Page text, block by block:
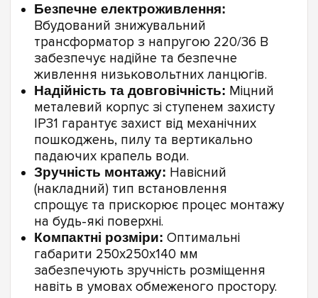
Безпечне електроживлення:
Вбудований знижувальний
трансформатор з напругою 220/36 В
забезпечує надійне та безпечне
живлення низьковольтних ланцюгів.
Надійність та довговічність: Міцний
металевий корпус зі ступенем захисту
IP31 гарантує захист від механічних
пошкоджень, пилу та вертикально
падаючих крапель води.
Зручність монтажу: Навісний
(накладний) тип встановлення
спрощує та прискорює процес монтажу
на будь-які поверхні.
Компактні розміри: Оптимальні
габарити 250х250х140 мм
забезпечують зручність розміщення
навіть в умовах обмеженого простору.